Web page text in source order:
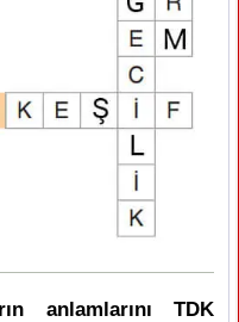
anlamlarını TDK